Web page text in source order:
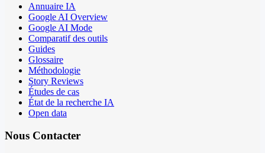
Annuaire IA
Google AI Overview
Google AI Mode
Comparatif des outils
Guides
Glossaire
Méthodologie
Story Reviews
Études de cas
État de la recherche IA
Open data
Nous Contacter